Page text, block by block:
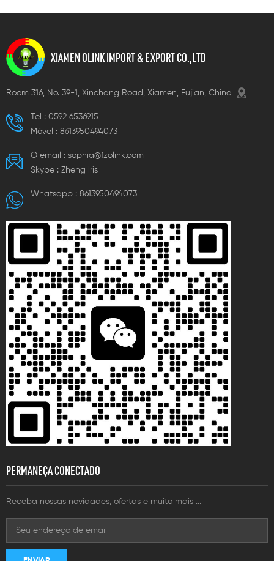
XIAMEN OLINK IMPORT & EXPORT CO.,LTD
Room 316, No. 39-1, Xinchang Road, Xiamen, Fujian, China
Tel : 0592 6536915
Móvel : 8613950494073
O email : sophia@fzolink.com
Skype : Zheng lris
Whatsapp : 8613950494073
PERMANEÇA CONECTADO
Receba nossas novidades, ofertas e muito mais ...